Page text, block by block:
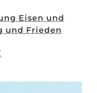
Eisen und
und Frieden